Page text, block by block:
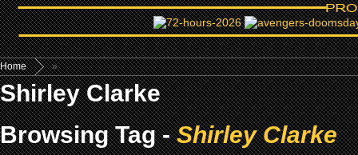
Home »
Shirley Clarke
Browsing Tag -Shirley Clarke